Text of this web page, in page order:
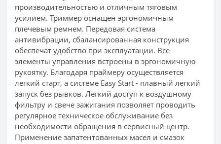
производительностью и отличным тяговым
усилием. Триммер оснащен эргономичным
плечевым ремнем. Передовая система
антивибрации, сбалансированная конструкция
обеспечат удобство при эксплуатации. Все
элементы управления встроены в эргономичную
рукоятку. Благодаря праймеру осуществляется
легкий старт, а системе Easy Start - плавный легкий
запуск без рывков. Легкий доступ к воздушному
фильтру и свече зажигания позволяет проводить
регулярное техническое обслуживание без
необходимости обращения в сервисный центр.
Применение запатентованных масел и смазок